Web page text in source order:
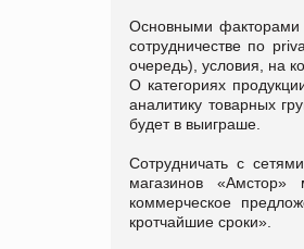
Основными факторами
сотрудничестве по
очередь), условия, на
О категориях
аналитику товарных
будет в выиграше.
Сотрудничать с
магазинов
коммерческое
кротчайшие сроки».